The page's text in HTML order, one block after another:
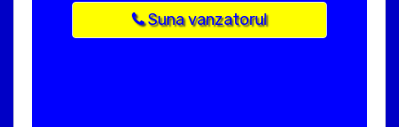
Suna vanzatorul